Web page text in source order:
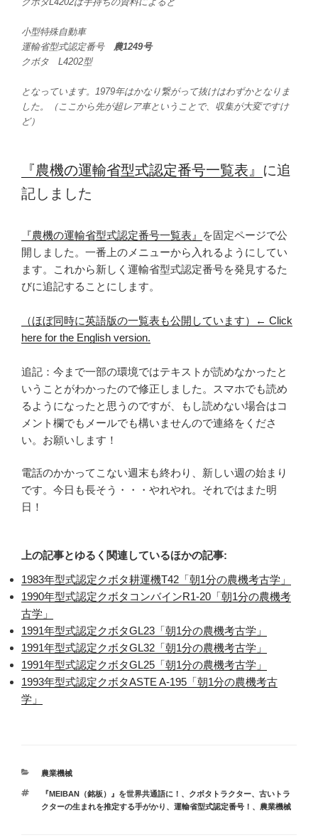
小型特殊自動車
運輸省型式認定番号 農1249号
クボタ L4202型
となっています。1979年はかなり繋がって抜けはわずかとなりま
した。（ここから先が超レア車ということで、収集が大変ですけ
ど）
『農機の運輸省型式認定番号一覧表』 に追
記しました
『農機の運輸省型式認定番号一覧表』
を固定ページで公
開しました。一番上のメニューから入れるようにしてい
ます。これから新しく運輸省型式認定番号を発見するた
びに追記することにします。
（ほぼ同時に英語版の一覧表も公開しています）← Click
here for the English version.
追記：今まで一部の環境ではテキストが読めなかったと
いうことがわかったので修正しました。スマホでも読め
るようになったと思うのですが、もし読めない場合はコ
メント欄でもメールでも構いませんので連絡をくださ
い。お願いします！
電話のかかってこない週末も終わり、新しい週の始まり
です。今日も長そう・・・やれやれ。それではまた明
日！
上の記事とゆるく関連しているほかの記事:
1983年型式認定クボタ耕運機T42「朝1分の農機考古学」
1990年型式認定クボタコンバインR1-20「朝1分の農機考
古学」
1991年型式認定クボタGL23「朝1分の農機考古学」
1991年型式認定クボタGL32「朝1分の農機考古学」
1991年型式認定クボタGL25「朝1分の農機考古学」
1993年型式認定クボタASTE A-195「朝1分の農機考古
学」
カ
リ
農業機械
タ
グ
『MEIBAN（銘板）』を世界共通語に！ 、 クボタトラクター、 古いトラ
クターの生まれを推定する手がかり、運輸省型式認定番号！ 、 農業機械